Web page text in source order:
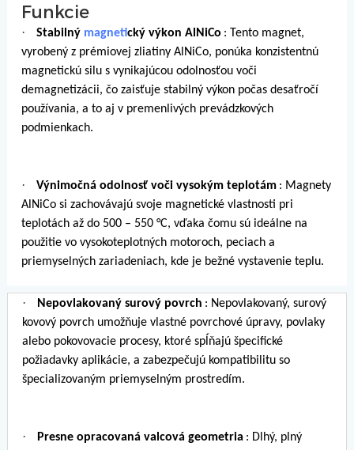
Funkcie
· Stabilný magnetický výkon AlNiCo : Tento magnet,
vyrobený z prémiovej zliatiny AlNiCo, ponúka konzistentnú
magnetickú silu s vynikajúcou odolnosťou voči
demagnetizácii, čo zaisťuje stabilný výkon počas desaťročí
používania, a to aj v premenlivých prevádzkových
podmienkach.
· Výnimočná odolnosť voči vysokým teplotám : Magnety
AlNiCo si zachovávajú svoje magnetické vlastnosti pri
teplotách až do 500 – 550 °C, vďaka čomu sú ideálne na
použitie vo vysokoteplotných motoroch, peciach a
priemyselných zariadeniach, kde je bežné vystavenie teplu.
· Nepovlakovaný surový povrch : Nepovlakovaný, surový
kovový povrch umožňuje vlastné povrchové úpravy, povlaky
alebo pokovovacie procesy, ktoré spĺňajú špecifické
požiadavky aplikácie, a zabezpečujú kompatibilitu so
špecializovaným priemyselným prostredím.
· Presne opracovaná valcová geometria : Dlhý, plný